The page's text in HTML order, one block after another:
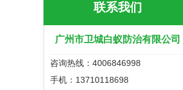
联系我们
广州市卫城白蚁防治有限公司
咨询热线：4006846998
手机：13710118698